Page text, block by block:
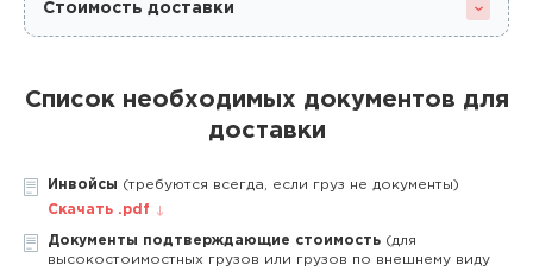
Стоимость доставки
Список необходимых документов для
доставки
Инвойсы (требуются всегда, если груз не документы)
Скачать .pdf
Документы подтверждающие стоимость (для
высокостоимостных грузов или грузов по внешнему виду